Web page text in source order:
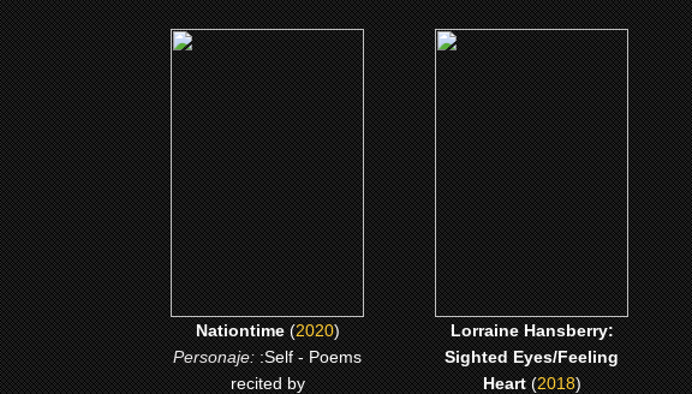
(2020)
Nationtime
CLICK ME
Nationtime(2020)
Personaje::Self - Poems
recited by
(2018)
Lorraine Hansberry:
Sighted Eyes/Feeling
Heart
CLICK ME
Lorraine Hansberry:
Sighted Eyes/Feeling
Heart(2018)